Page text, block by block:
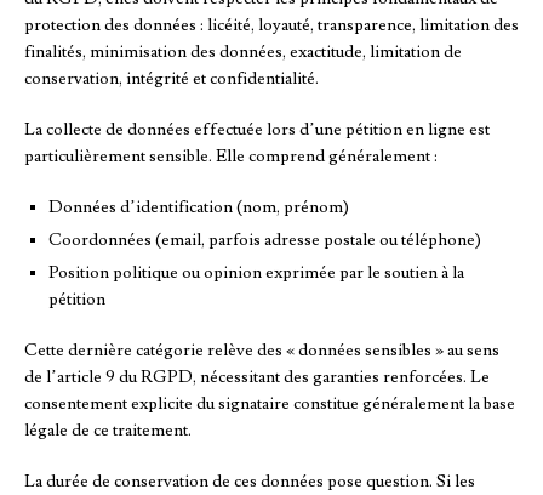
protection des données : licéité, loyauté, transparence, limitation des
finalités, minimisation des données, exactitude, limitation de
conservation, intégrité et confidentialité.
La collecte de données effectuée lors d’une pétition en ligne est
particulièrement sensible. Elle comprend généralement :
Données d’identification (nom, prénom)
Coordonnées (email, parfois adresse postale ou téléphone)
Position politique ou opinion exprimée par le soutien à la
pétition
Cette dernière catégorie relève des « données sensibles » au sens
de l’article 9 du RGPD, nécessitant des garanties renforcées. Le
consentement explicite du signataire constitue généralement la base
légale de ce traitement.
La durée de conservation de ces données pose question. Si les